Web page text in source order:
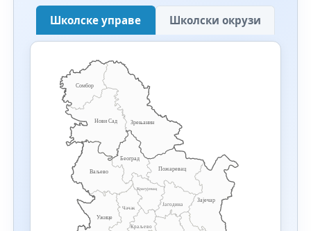
Школске управе Школски окрузи
Сомбор
Нови Сад
Ваљево
Зрењанин
Београд
Пожаревац
Ужице
Крагујевац
Јагодина
Зајечар
Краљево
Чачак